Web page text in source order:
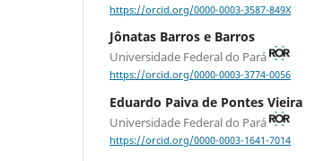
https://orcid.org/0000-0003-3587-849X
Jônatas Barros e Barros
Universidade Federal do Pará
https://orcid.org/0000-0003-3774-0056
Eduardo Paiva de Pontes Vieira
Universidade Federal do Pará
https://orcid.org/0000-0003-1641-7014